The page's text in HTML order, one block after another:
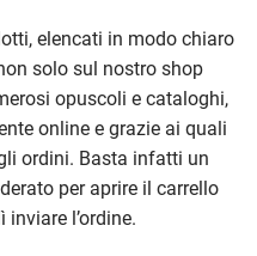
elencati in modo chiaro
solo sul nostro shop
opuscoli e cataloghi,
online e grazie ai quali
ordini. Basta infatti un
per aprire il carrello
inviare l’ordine.